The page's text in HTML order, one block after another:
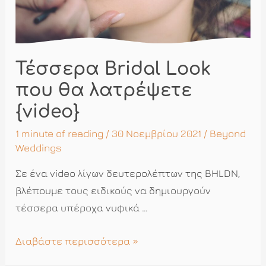
Τέσσερα Bridal Look
που θα λατρέψετε
{video}
1 minute of reading / 30 Νοεμβρίου 2021 / Beyond
Weddings
Σε ένα video λίγων δευτερολέπτων της BHLDN,
βλέπουμε τους ειδικούς να δημιουργούν
τέσσερα υπέροχα νυφικά …
Τέσσερα
Διαβάστε περισσότερα »